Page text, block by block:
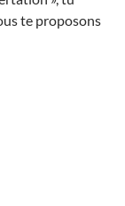
te proposons